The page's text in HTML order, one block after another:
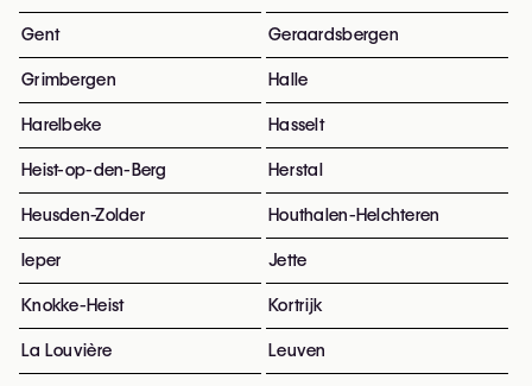
Gent Geraardsbergen
Grimbergen Halle
Harelbeke Hasselt
Heist-op-den-Berg Herstal
Heusden-Zolder Houthalen-Helchteren
Ieper Jette
Knokke-Heist Kortrijk
La Louvière Leuven